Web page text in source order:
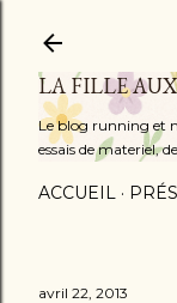
LA FILLE
Le blog running et
essais de materiel,
ACCUEIL
avril 22, 2013